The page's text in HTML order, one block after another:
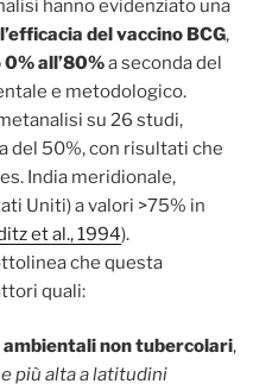
hanno evidenziato una
del vaccino BCG,
0% all’80%a seconda del
e metodologico.
su 26 studi,
del 50%, con risultati che
India meridionale,
Uniti) a valori >75% in
et al., 1994).
che questa
quali:
non tubercolari,
più alta a latitudini